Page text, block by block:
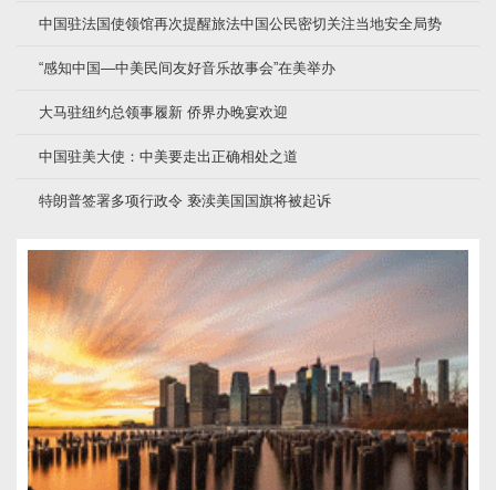
中国驻法国使领馆再次提醒旅法中国公民密切关注当地安全局势
“感知中国—中美民间友好音乐故事会”在美举办
大马驻纽约总领事履新 侨界办晚宴欢迎
中国驻美大使：中美要走出正确相处之道
特朗普签署多项行政令 亵渎美国国旗将被起诉